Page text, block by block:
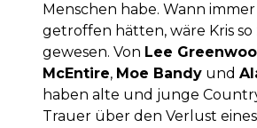
Menschen habe. Wann immer
getroffen hätten, wäre Kris
gewesen. Von Lee
McEntire, Moe Bandy und
haben alte und junge
Trauer über den Verlust